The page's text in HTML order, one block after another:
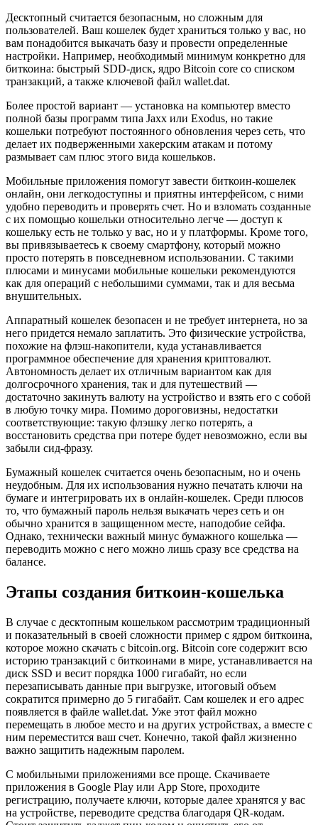
Десктопный считается безопасным, но сложным для
пользователей. Ваш кошелек будет храниться только у вас, но
вам понадобится выкачать базу и провести определенные
настройки. Например, необходимый минимум конкретно для
биткоина: быстрый SDD-диск, ядро Bitcoin core со списком
транзакций, а также ключевой файл wallet.dat.
Более простой вариант — установка на компьютер вместо
полной базы программ типа Jaxx или Exodus, но такие
кошельки потребуют постоянного обновления через сеть, что
делает их подверженными хакерским атакам и потому
размывает сам плюс этого вида кошельков.
Мобильные приложения помогут завести биткоин-кошелек
онлайн, они легкодоступны и приятны интерфейсом, с ними
удобно переводить и проверять счет. Но и взломать созданные
с их помощью кошельки относительно легче — доступ к
кошельку есть не только у вас, но и у платформы. Кроме того,
вы привязываетесь к своему смартфону, который можно
просто потерять в повседневном использовании. С такими
плюсами и минусами мобильные кошельки рекомендуются
как для операций с небольшими суммами, так и для весьма
внушительных.
Аппаратный кошелек безопасен и не требует интернета, но за
него придется немало заплатить. Это физические устройства,
похожие на флэш-накопители, куда устанавливается
программное обеспечение для хранения криптовалют.
Автономность делает их отличным вариантом как для
долгосрочного хранения, так и для путешествий —
достаточно закинуть валюту на устройство и взять его с собой
в любую точку мира. Помимо дороговизны, недостатки
соответствующие: такую флэшку легко потерять, а
восстановить средства при потере будет невозможно, если вы
забыли сид-фразу.
Бумажный кошелек считается очень безопасным, но и очень
неудобным. Для их использования нужно печатать ключи на
бумаге и интегрировать их в онлайн-кошелек. Среди плюсов
то, что бумажный пароль нельзя выкачать через сеть и он
обычно хранится в защищенном месте, наподобие сейфа.
Однако, технически важный минус бумажного кошелька —
переводить можно с него можно лишь сразу все средства на
балансе.
Этапы создания биткоин-кошелька
В случае с десктопным кошельком рассмотрим традиционный
и показательный в своей сложности пример с ядром биткоина,
которое можно скачать с bitcoin.org. Bitcoin core содержит всю
историю транзакций с биткоинами в мире, устанавливается на
диск SSD и весит порядка 1000 гигабайт, но если
перезаписывать данные при выгрузке, итоговый объем
сократится примерно до 5 гигабайт. Сам кошелек и его адрес
появляется в файле wallet.dat. Уже этот файл можно
перемещать в любое место и на других устройствах, а вместе с
ним переместится ваш счет. Конечно, такой файл жизненно
важно защитить надежным паролем.
С мобильными приложениями все проще. Скачиваете
приложения в Google Play или App Store, проходите
регистрацию, получаете ключи, которые далее хранятся у вас
на устройстве, переводите средства благодаря QR-кодам.